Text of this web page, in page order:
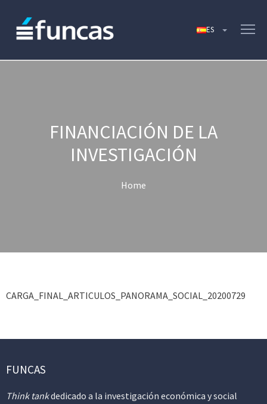
FINANCIACIÓN DE LA
INVESTIGACIÓN
Home
CARGA_FINAL_ARTICULOS_PANORAMA_SOCIAL_20200729
FUNCAS
Think tankdedicado a la investigación económica y social